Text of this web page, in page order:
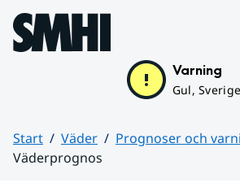
Hoppa till sidans innehåll
Varning
Gul, Sverige
Start Väder
Prognoser och
Väderprognos